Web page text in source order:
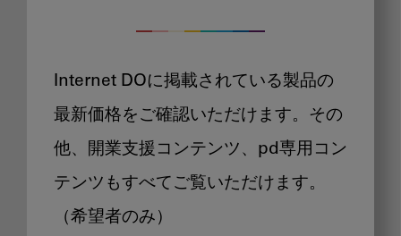
Internet DOに掲載されている製品の
最新価格をご確認いただけます。その
他、開業支援コンテンツ、pd専用コン
テンツもすべてご覧いただけます。
（希望者のみ）